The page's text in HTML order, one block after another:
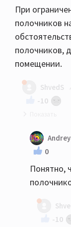
При
полочников
полочников,
помещении.
ShvedS
-10
Если
18квм кдп,
мое имхо:
0
Понятно,
-10